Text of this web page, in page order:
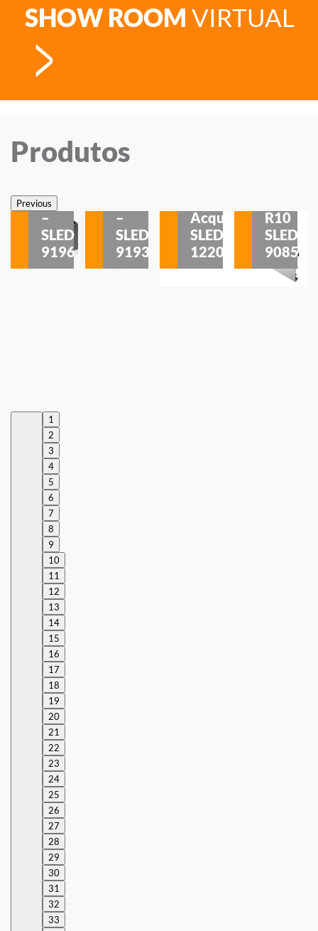
SHOW ROOM VIRTUAL
Produtos
PreviousSobrepor
–
SLED
9196
–
SLED
9193
Acqua
SLED
1220
R10
SLED
9085
1
2
3
4
5
6
7
8
9
10
11
12
13
14
15
16
17
18
19
20
21
22
23
24
25
26
27
28
29
30
31
32
33